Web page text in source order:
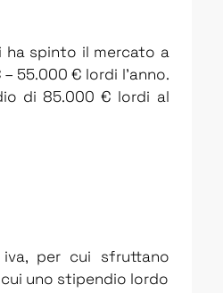
spinto il mercato a
55.000 € lordi l’anno.
di 85.000 € lordi al
per cui sfruttano
uno stipendio lordo